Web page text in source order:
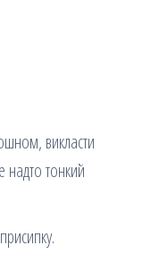
викласти
надто тонкий